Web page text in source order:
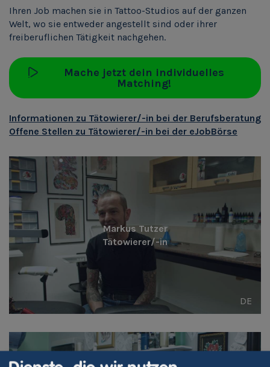
Ihren Job machen sie in Tattoo-Studios auf der ganzen
Welt, wo sie entweder angestellt sind oder ihrer
freiberuflichen Tätigkeit nachgehen.
Mache jetzt dein individuelles
Matching!
Informationen zu Tätowierer/-in bei der Berufsberatung
Offene Stellen zu Tätowierer/-in bei der eJobBörse
Markus Tutzer
Tätowierer/-in
DE